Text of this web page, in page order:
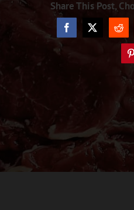
Share This Post,
Facebook
X